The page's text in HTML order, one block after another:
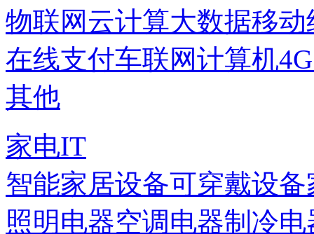
物联网 云计算大数据移动
在线支付车联网计算机
其他
家电IT
智能家居设备可穿戴设备
照明电器空调电器制冷电